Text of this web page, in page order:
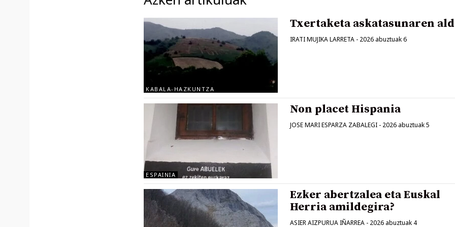
KABALA-HAZKUNTZA
Txertaketa askatasunaren
IRATI MUJIKA LARRETA - 2026 abuztuak 6
ESPAINIA
Non placet Hispania
JOSE MARI ESPARZA ZABALEGI - 2026 abuztuak 5
Ezker abertzalea eta Euskal
Herria amildegira?
ASIER AIZPURUA IÑARREA - 2026 abuztuak 4